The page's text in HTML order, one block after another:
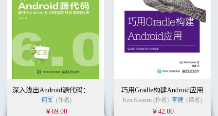
深入浅出Android源代码：基于Android 6.0 源代码和实际开发案例剖析
何军 (作者)
￥69.00
巧用Gradle构建Android应用
Ken Kousen (作者) 李建 (译者)
￥42.00